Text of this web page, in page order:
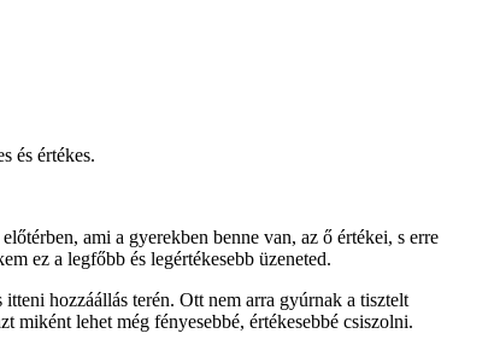
és értékes.
ami a gyerekben benne van, az ő értékei, s erre
ez a legfőbb és legértékesebb üzeneted.
hozzáállás terén. Ott nem arra gyúrnak a tisztelt
miként lehet még fényesebbé, értékesebbé csiszolni.